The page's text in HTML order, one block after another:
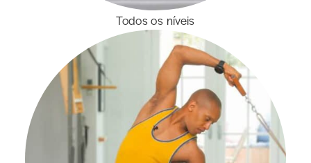
Todos os níveis